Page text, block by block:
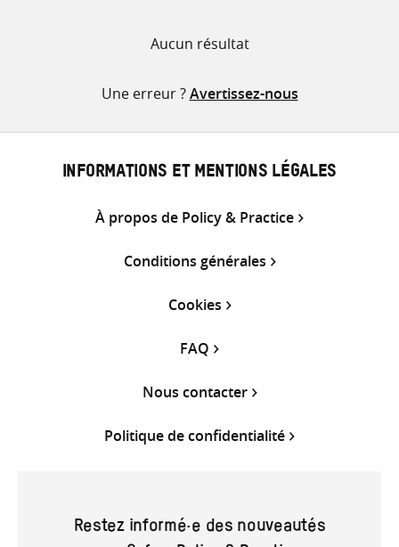
Aucun résultat
Une erreur ?Avertissez-nous
INFORMATIONS ET MENTIONS LÉGALES
À propos de Policy & Practice
Conditions générales
Cookies
FAQ
Nous contacter
Politique de confidentialité
Restez informé·e des nouveautés